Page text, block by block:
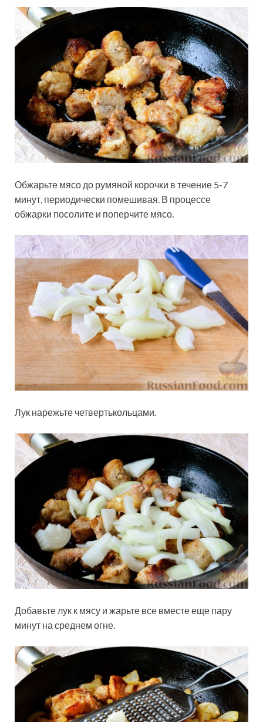
Обжарьте мясо до румяной корочки в течение 5-7
минут, периодически помешивая. В процессе
обжарки посолите и поперчите мясо.
Лук нарежьте четвертькольцами.
Добавьте лук к мясу и жарьте все вместе еще пару
минут на среднем огне.